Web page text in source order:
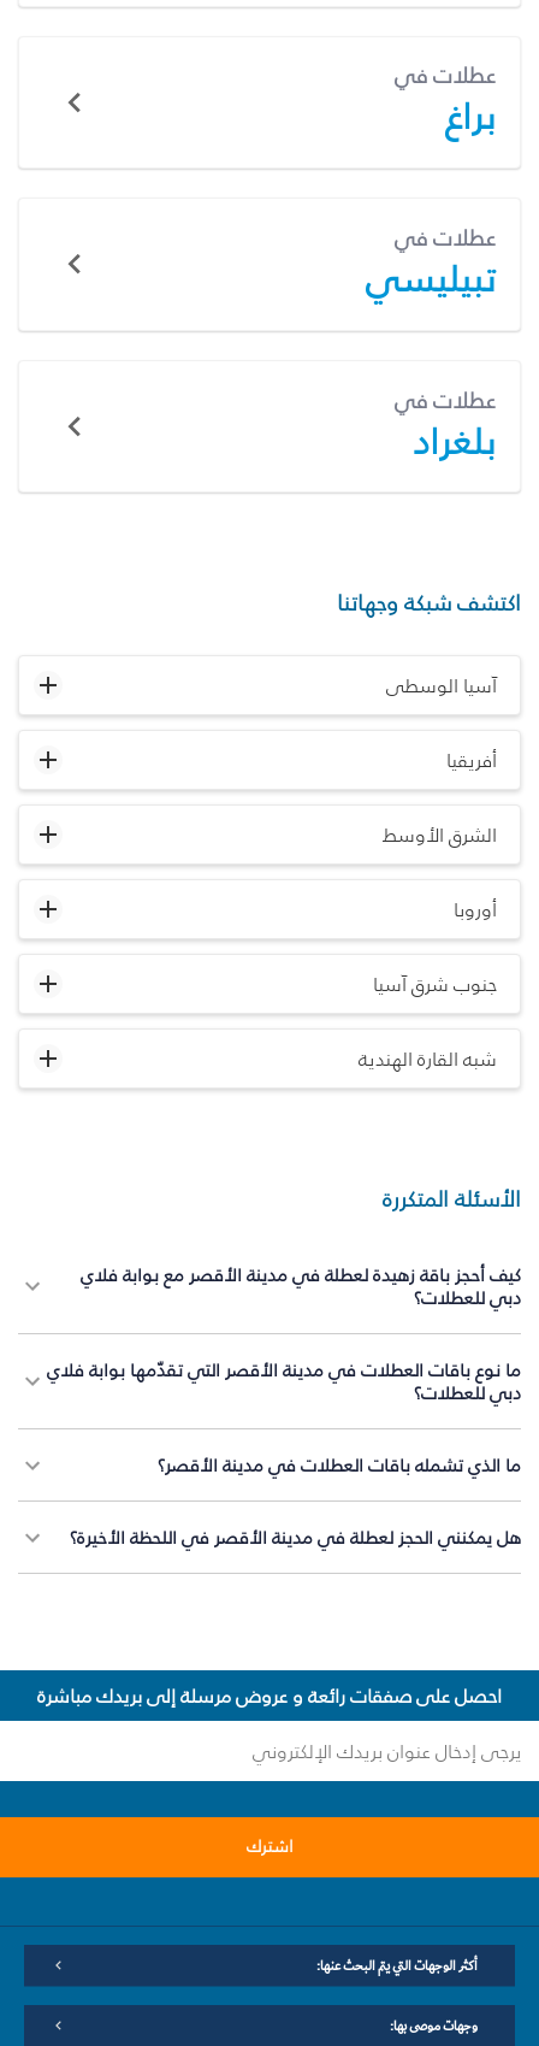
عطلات في
براغ
عطلات في
تبيليسي
عطلات في
بلغراد
اكتشف شبكة وجهاتنا
آسيا الوسطى
أفريقيا
الشرق الأوسط
أوروبا
جنوب شرق آسيا
شبه القارة الهندية
الأسئلة المتكررة
كيف أحجز باقة زهيدة لعطلة في مدينة الأقصر مع بوابة فلاي
دبي للعطلات؟
ما نوع باقات العطلات في مدينة الأقصر التي تقدّمها بوابة فلاي
دبي للعطلات؟
ما الذي تشمله باقات العطلات في مدينة الأقصر؟
هل يمكنني الحجز لعطلة في مدينة الأقصر في اللحظة الأخيرة؟
احصل على صفقات رائعة و عروض مرسلة إلى بريدك مباشرة
اشترك
أكثر الوجهات التي يتم البحث عنها:
وجهات موصى بها: